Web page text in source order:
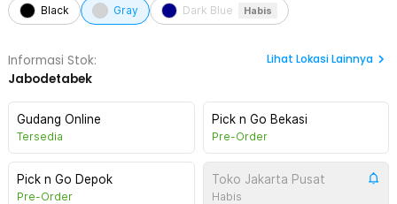
Black Gray Dark Blue Habis
Informasi Stok:
Jabodetabek
Lihat Lokasi Lainnya
Gudang Online
Tersedia
Pick n Go Bekasi
Pre-Order
Pick n Go Depok
Pre-Order
Toko Jakarta Pusat
Habis